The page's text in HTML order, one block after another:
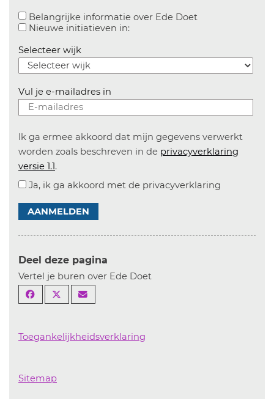
Belangrijke informatie over Ede Doet
Nieuwe initiatieven in:Aanvinken om informatie over
Selecteer wijk
Vul je e-mailadres in
Ik ga ermee akkoord dat mijn gegevens verwerkt
worden zoals beschreven in de privacyverklaring
versie 1.1.
Ja, ik ga akkoord met de privacyverklaring
AANMELDEN
Deel deze pagina
Vertel je buren over Ede Doet
Toegankelijkheidsverklaring
Sitemap